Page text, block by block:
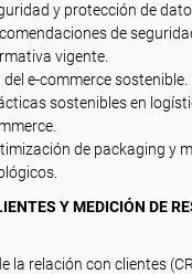
y protección de
de
vigente.
del e-commerce sostenible.
sostenibles en
de packaging y
Y MEDICIÓN DE
la relación con clientes